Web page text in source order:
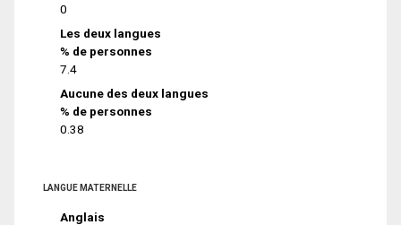
0
Les deux langues
% de personnes
7.4
Aucune des deux langues
% de personnes
0.38
LANGUE MATERNELLE
Anglais